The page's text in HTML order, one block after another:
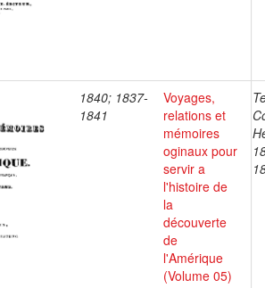
1840; 1837-
1841
Voyages,
relations et
mémoires
oginaux pour
servir a
l'histoire de
la
découverte
de
l'Amérique
(Volume 05)